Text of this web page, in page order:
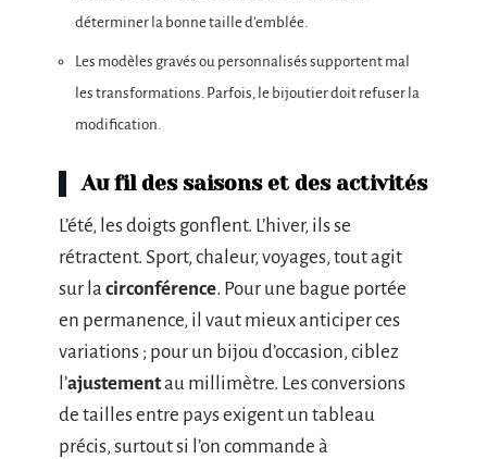
déterminer la bonne taille d’emblée.
Les modèles gravés ou personnalisés supportent mal
les transformations. Parfois, le bijoutier doit refuser la
modification.
Au fil des saisons et des activités
L’été, les doigts gonflent. L’hiver, ils se
rétractent. Sport, chaleur, voyages, tout agit
sur la circonférence. Pour une bague portée
en permanence, il vaut mieux anticiper ces
variations ; pour un bijou d’occasion, ciblez
l’ajustementau millimètre. Les conversions
de tailles entre pays exigent un tableau
précis, surtout si l’on commande à